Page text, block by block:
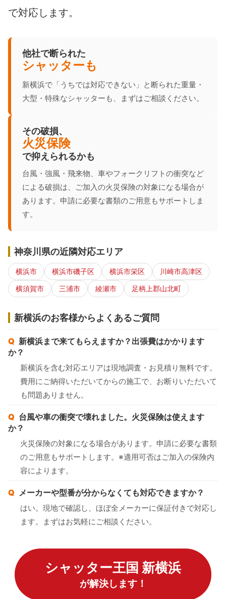
で対応します。
他社で断られた
シャッターも
新横浜で「うちでは対応できない」と断られた重量・
大型・特殊なシャッターも、まずはご相談ください。
その破損、
火災保険
で抑えられるかも
台風・強風・飛来物、車やフォークリフトの衝突など
による破損は、ご加入の火災保険の対象になる場合が
あります。申請に必要な書類のご用意もサポートしま
す。
神奈川県の近隣対応エリア
横浜市 横浜市磯子区 横浜市栄区
川崎市高津区
横須賀市
三浦市 綾瀬市 足柄上郡山北町
新横浜のお客様からよくあるご質問
新横浜まで来てもらえますか？出張費はかかります
か？
新横浜を含む対応エリアは現地調査・お見積り無料です。
費用にご納得いただいてからの施工で、お断りいただいて
も問題ありません。
台風や車の衝突で壊れました。火災保険は使えます
か？
火災保険の対象になる場合があります。申請に必要な書類
のご用意もサポートします。※適用可否はご加入の保険内
容によります。
メーカーや型番が分からなくても対応できますか？
はい。現地で確認し、ほぼ全メーカーに保証付きで対応し
ます。まずはお気軽にご相談ください。
シャッター王国 新横浜
が解決します！